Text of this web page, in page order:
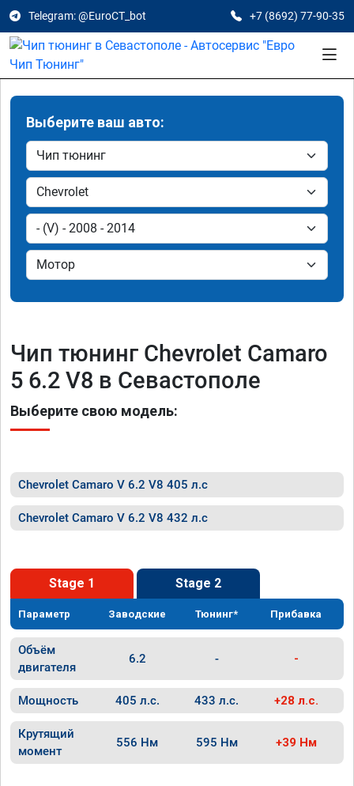
Telegram: @EuroCT_bot +7 (8692) 77-90-35
Выберите ваш авто:
Чип тюнинг Chevrolet Camaro
5 6.2 V8 в Севастополе
Выберите свою модель:
Chevrolet Camaro V 6.2 V8 405 л.с
Chevrolet Camaro V 6.2 V8 432 л.с
Stage 1 Stage 2
Параметр Заводские Тюнинг* Прибавка
Объём
двигателя
6.2 - -
Мощность 405 л.с. 433 л.с. +28 л.с.
Крутящий
момент
556 Нм 595 Нм +39 Нм